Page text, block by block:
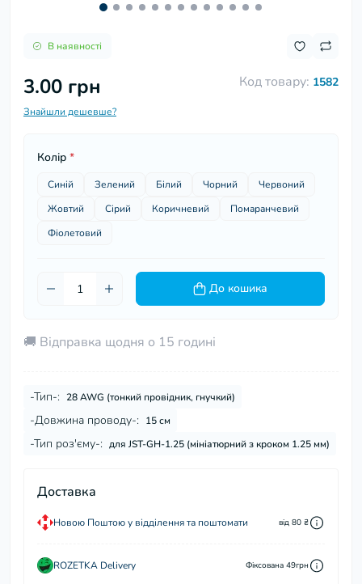
В наявності
Код товару: 1582
3.00 грн
Знайшли дешевше?
Колір *
Синій Зелений Білий Чорний
Червоний
Жовтий
Сірий Коричневий
Помаранчевий
Фіолетовий
До кошика
🚚 Відправка щодня о 15 годині
-Тип-: 28 AWG (тонкий провідник, гнучкий)
-Довжина проводу-: 15 см
-Тип роз'єму-: для JST-GH-1.25 (мініатюрний з кроком 1.25 мм)
Доставка
Новою Поштою у відділення та поштомати від 80 ₴
ROZETKA Delivery Фіксована 49грн